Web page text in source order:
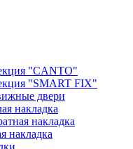
"CANTO"
"SMART FIX"
двери
накладка
накладка
накладка